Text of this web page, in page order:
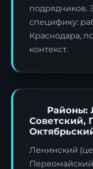
специфику:
Краснодара,
контекст.
Районы:
Советский,
Ленинский